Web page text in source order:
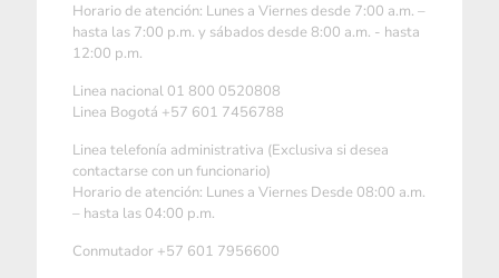
Horario de atención: Lunes a Viernes desde 7:00 a.m. –
hasta las 7:00 p.m. y sábados desde 8:00 a.m. - hasta
12:00 p.m.
Linea nacional 01 800 0520808
Linea Bogotá +57 601 7456788
Linea telefonía administrativa (Exclusiva si desea
contactarse con un funcionario)
Horario de atención: Lunes a Viernes Desde 08:00 a.m.
– hasta las 04:00 p.m.
Conmutador +57 601 7956600